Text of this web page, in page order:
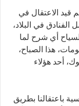
قيد الاعتقال في
في البلاد،
السياح أي شرح لما
هذا الصباح،
أحد هؤلاء
باعتقالنا بطريق